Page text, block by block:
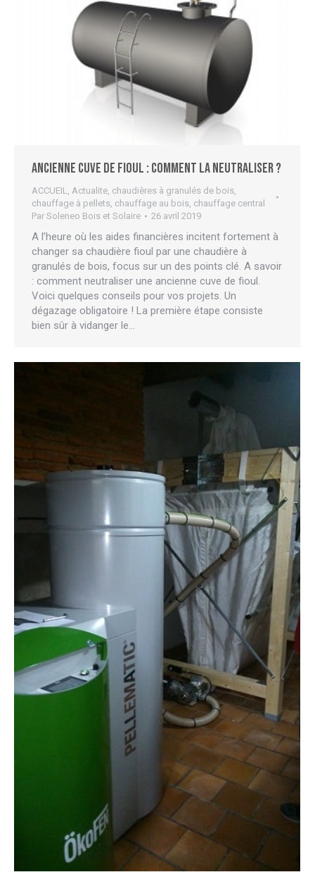
Ancienne cuve de fioul : comment la neutraliser ?
ACCUEIL, Actualite, chaudières à granulés de bois,
chauffage à pellets, chauffage au bois, chauffage central
Par Soleneo Bois et Solaire 26 avril 2019
A l’heure où les aides financières incitent fortement à
changer sa chaudière fioul par une chaudière à
granulés de bois, focus sur un des points clé. A savoir
: comment neutraliser une ancienne cuve de fioul.
Voici quelques conseils pour vos projets. Un
dégazage obligatoire ! La première étape consiste
bien sûr à vidanger le…